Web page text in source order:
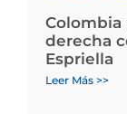
Colombia
derecha
Espriella
Leer Más >>